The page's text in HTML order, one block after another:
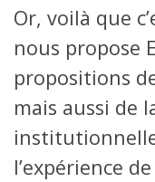
Or, voilà que
nous propose
propositions
mais aussi de
l’expérience